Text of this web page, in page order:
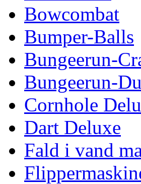
Bowcombat
Bumper-Balls
Bungeerun-
Bungeerun-
Cornhole
Dart Deluxe
Fald i vand